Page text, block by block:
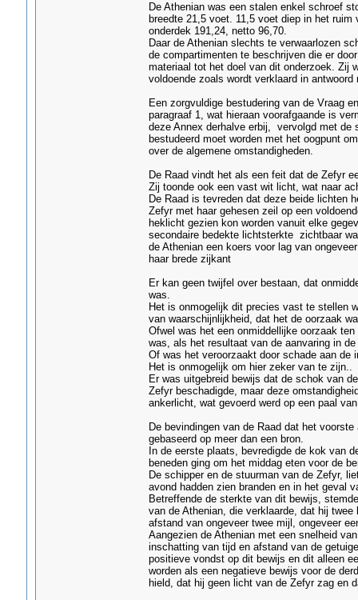
De Athenian was een stalen enkel schroef
breedte 21,5 voet. 11,5 voet diep in het
onderdek 191,24, netto 96,70.
Daar de Athenian slechts te verwaarlozen
de compartimenten te beschrijven die er
materiaal tot het doel van dit onderzoek. Zij
voldoende zoals wordt verklaard in antwoord
Een zorgvuldige bestudering van de Vraag
paragraaf 1, wat hieraan voorafgaande is
deze Annex derhalve erbij, vervolgd met de
bestudeerd moet worden met het oogpunt
over de algemene omstandigheden.
De Raad vindt het als een feit dat de Zefyr
Zij toonde ook een vast wit licht, wat naar
De Raad is tevreden dat deze beide lichten
Zefyr met haar gehesen zeil op een
heklicht gezien kon worden vanuit elke
secondaire bedekte lichtsterkte zichtbaar
de Athenian een koers voor lag van
haar brede zijkant
Er kan geen twijfel over bestaan, dat
was.
Het is onmogelijk dit precies vast te stellen
van waarschijnlijkheid, dat het de oorzaak
Ofwel was het een onmiddellijke oorzaak
was, als het resultaat van de aanvaring in
Of was het veroorzaakt door schade aan de
Het is onmogelijk om hier zeker van te zijn..
Er was uitgebreid bewijs dat de schok van
Zefyr beschadigde, maar deze
ankerlicht, wat gevoerd werd op een paal
De bevindingen van de Raad dat het
gebaseerd op meer dan een bron.
In de eerste plaats, bevredigde de kok van
beneden ging om het middag eten voor de
De schipper en de stuurman van de Zefyr,
avond hadden zien branden en in het geval
Betreffende de sterkte van dit bewijs,
van de Athenian, die verklaarde, dat hij
afstand van ongeveer twee mijl, ongeveer
Aangezien de Athenian met een snelheid
inschatting van tijd en afstand van de
positieve vondst op dit bewijs en dit alleen
worden als een negatieve bewijs voor de
hield, dat hij geen licht van de Zefyr zag en